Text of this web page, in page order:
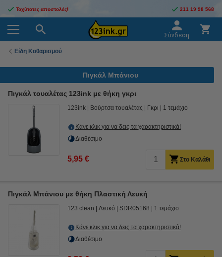
Ταχύτατες αποστολές! 211 19 98 568
Σύνδεση
Είδη Καθαρισμού
Πιγκάλ Μπάνιου
Πιγκάλ τουαλέτας 123ink με θήκη γκρι
123ink Βούρτσα τουαλέτας Γκρι 1 τεμάχιο
Κάνε κλικ για να δεις τα χαρακτηριστικά!
Διαθέσιμο
5,95 € Στο Καλάθι
Πιγκάλ Μπάνιου με θήκη Πλαστική Λευκή
123 clean Λευκό SDR05168 1 τεμάχιο
Κάνε κλικ για να δεις τα χαρακτηριστικά!
Διαθέσιμο